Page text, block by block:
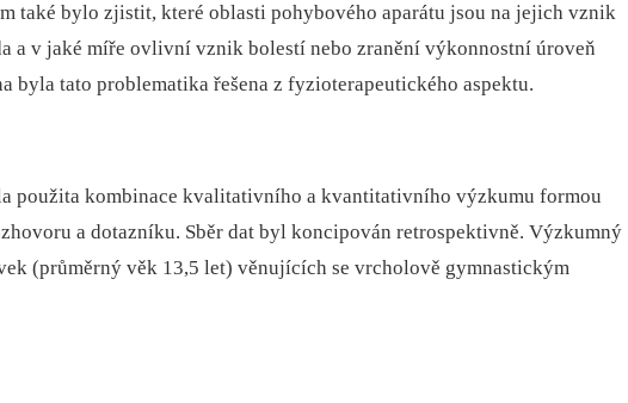
také bylo zjistit, které oblasti pohybového aparátu jsou na jejich vznik
a v jaké míře ovlivní vznik bolestí nebo zranění výkonnostní úroveň
byla tato problematika řešena z fyzioterapeutického aspektu.
použita kombinace kvalitativního a kvantitativního výzkumu formou
a dotazníku. Sběr dat byl koncipován retrospektivně. Výzkumný
(průměrný věk 13,5 let) věnujících se vrcholově gymnastickým